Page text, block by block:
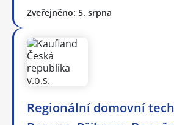
Zveřejněno: 5. srpna
Regionální domovní